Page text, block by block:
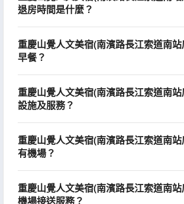
退房時間是什麼？
重慶山覺人文美宿(南濱路長江索道南
早餐？
重慶山覺人文美宿(南濱路長江索道南
設施及服務？
重慶山覺人文美宿(南濱路長江索道南
有機場？
重慶山覺人文美宿(南濱路長江索道南
機場接送服務？